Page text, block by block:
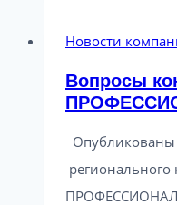
Новости
Вопросы
регионального
ПРОФЕССИОНАЛ